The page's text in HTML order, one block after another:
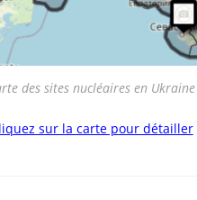
des sites nucléaires en Ukraine
sur la carte pour détailler